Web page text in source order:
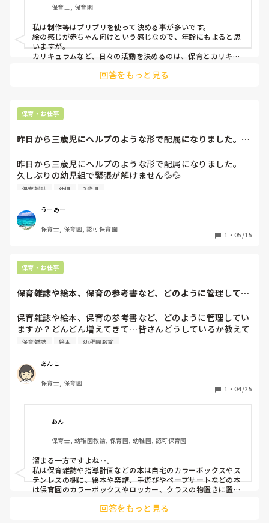
保育士, 保育園
私は制作等はプリプリを使って決める事が多いです。
絵の感じが赤ちゃん向けという感じなので、年齢にもよると思
いますが。
カリキュラムなど、日々の活動を決めるのは、保育とカリキュ
簡単な運動遊び等も参考になるものがよく載っているので、そ
回答をもっと見る
保育・お仕事
昨日から三歳児にヘルプのような形で配属になりました。久
昨日から三歳児にヘルプのような形で配属になりました。
久しぶりの幼児組で緊張が解けません💦💦
これから書類も手伝う予定でいるため、三歳児の指導計画の
私でも理解できて且つ三歳児の発達や成長がよくわかり、書
類系全部のことが書いてあるいい雑誌ありますか?
保育雑誌 幼児 3歳児
うーみー
保育士, 保育園, 認可保育園
1 ・ 05/15
保育・お仕事
保育雑誌や絵本、保育の参考書など、どのように管理してい
保育雑誌や絵本、保育の参考書など、どのように管理してい
ますか？どんどん増えてきて…皆さんどうしているか教えて
いただけると嬉しいです😊！
保育雑誌 絵本 幼稚園教諭
あんこ
保育士, 保育園
1 ・ 04/25
あん
保育士, 幼稚園教諭, 保育園, 幼稚園, 認可保育園
溜まる一方ですよね‥。
私は保育雑誌や指導計画などの本は自宅のカラーボックスやス
テンレスの棚に、絵本や楽譜、手遊びやペープサートなどの本
は保育園のカラーボックスやロッカー、クラスの物置きに置い
回答をもっと見る